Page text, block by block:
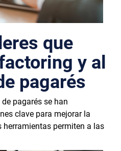
que
y al
pagarés
pagarés se han
clave para mejorar la
herramientas permiten a las